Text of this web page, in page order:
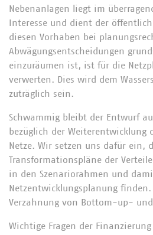
Nebenanlagen liegt im
Interesse und dient der
diesen Vorhaben bei
Abwägungsentscheidungen
einzuräumen ist, ist für die
verwerten. Dies wird dem
zuträglich sein.
Schwammig bleibt der Entwurf
bezüglich der Weiterentwicklung
Netze. Wir setzen uns dafür ein,
Transformationspläne der
in den Szenariorahmen und
Netzentwicklungsplanung
Verzahnung von Bottom-up-
Wichtige Fragen der